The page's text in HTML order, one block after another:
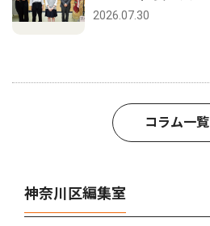
2026.07.30
コラム一覧
神奈川区編集室